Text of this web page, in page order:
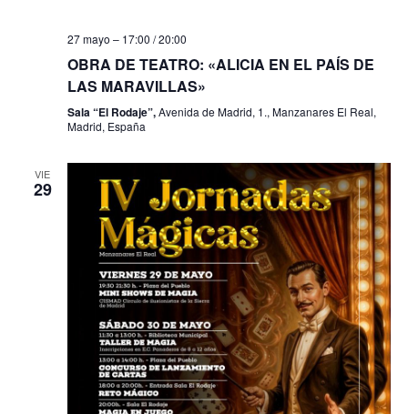
27 mayo – 17:00 /20:00
OBRA DE TEATRO: «ALICIA EN EL PAÍS DE
LAS MARAVILLAS»
Sala “El Rodaje”,Avenida de Madrid, 1., Manzanares El Real,
Madrid, España
VIE
29